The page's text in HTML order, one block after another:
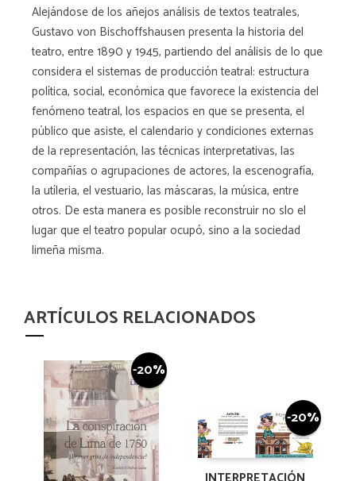
Alejándose de los añejos análisis de textos teatrales,
Gustavo von Bischoffshausen presenta la historia del
teatro, entre 1890 y 1945, partiendo del análisis de lo que
considera el sistemas de producción teatral: estructura
política, social, económica que favorece la existencia del
fenómeno teatral, los espacios en que se presenta, el
público que asiste, el calendario y condiciones externas
de la representación, las técnicas interpretativas, las
compañías o agrupaciones de actores, la escenografía,
la utíleria, el vestuario, las máscaras, la música, entre
otros. De esta manera es posible reconstruir no slo el
lugar que el teatro popular ocupó, sino a la sociedad
limeña misma.
ARTÍCULOS RELACIONADOS
-20%
-20%